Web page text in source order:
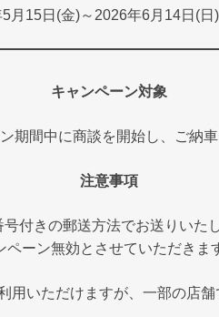
5月15日(金)～2026年6月14日(
キャンペーン対象
期間中に商談を開始し、ご納車
注意事項
付きの郵送方法でお送りいた
ペーン無効とさせていただきま
用いただけますが、一部の店舗